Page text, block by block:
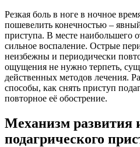
Резкая боль в ноге в ночное
пошевелить конечностью –
приступа. В месте наибольшего
сильное воспаление. Острые
неизбежны и периодически
ощущения не нужно терпеть,
действенных методов лечения.
способы, как снять приступ
повторное её обострение.
Механизм развития
подагрического